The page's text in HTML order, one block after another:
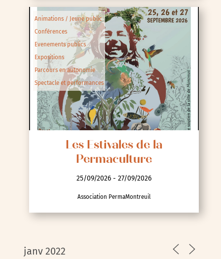
Animations / Jeune public
Conférences
Evenements publics
Expositions
Parcours en autonomie
Spectacle et performances
Les Estivales de la
Permaculture
25/09/2026 - 27/09/2026
Association PermaMontreuil